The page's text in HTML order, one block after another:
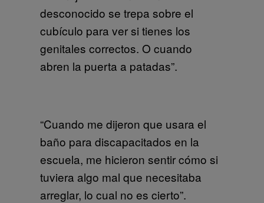
desconocido se trepa sobre el
cubículo para ver si tienes los
genitales correctos. O cuando
abren la puerta a patadas”.
“Cuando me dijeron que usara el
baño para discapacitados en la
escuela, me hicieron sentir cómo si
tuviera algo mal que necesitaba
arreglar, lo cual no es cierto”.